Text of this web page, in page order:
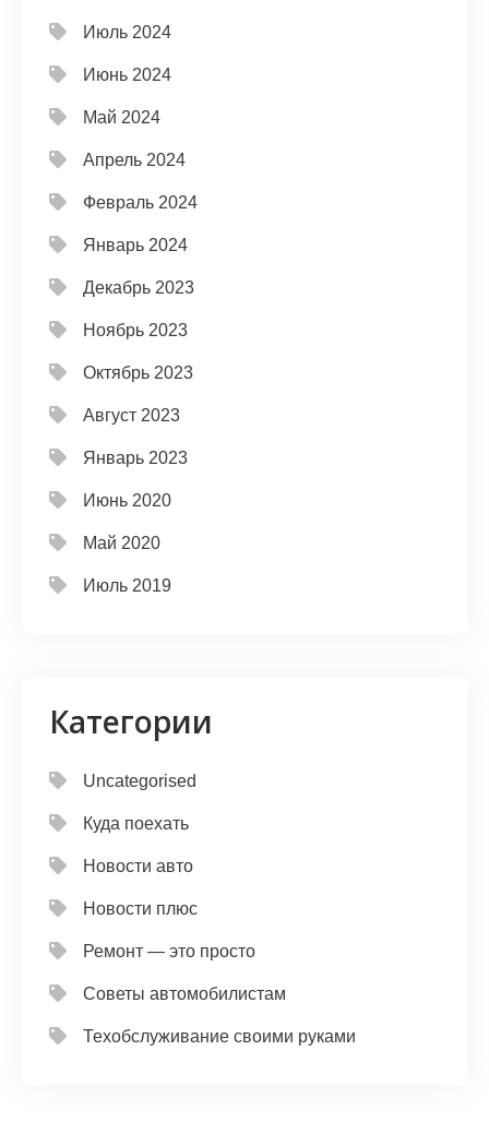
Июль 2024
Июнь 2024
Май 2024
Апрель 2024
Февраль 2024
Январь 2024
Декабрь 2023
Ноябрь 2023
Октябрь 2023
Август 2023
Январь 2023
Июнь 2020
Май 2020
Июль 2019
Категории
Uncategorised
Куда поехать
Новости авто
Новости плюс
Ремонт — это просто
Советы автомобилистам
Техобслуживание своими руками